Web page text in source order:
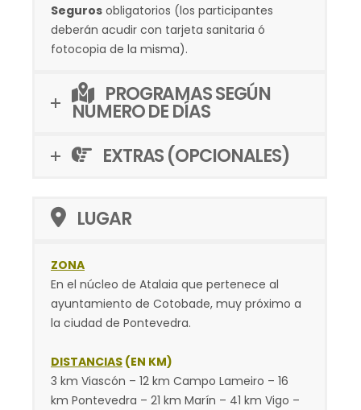
Seguros obligatorios (los participantes
deberán acudir con tarjeta sanitaria ó
fotocopia de la misma).
PROGRAMAS SEGÚN
NÚMERO DE DÍAS
EXTRAS (OPCIONALES)
LUGAR
ZONA
En el núcleo de Atalaia que pertenece al
ayuntamiento de Cotobade, muy próximo a
la ciudad de Pontevedra.
DISTANCIAS (EN KM)
3 km Viascón – 12 km Campo Lameiro – 16
km Pontevedra – 21 km Marín – 41 km Vigo –